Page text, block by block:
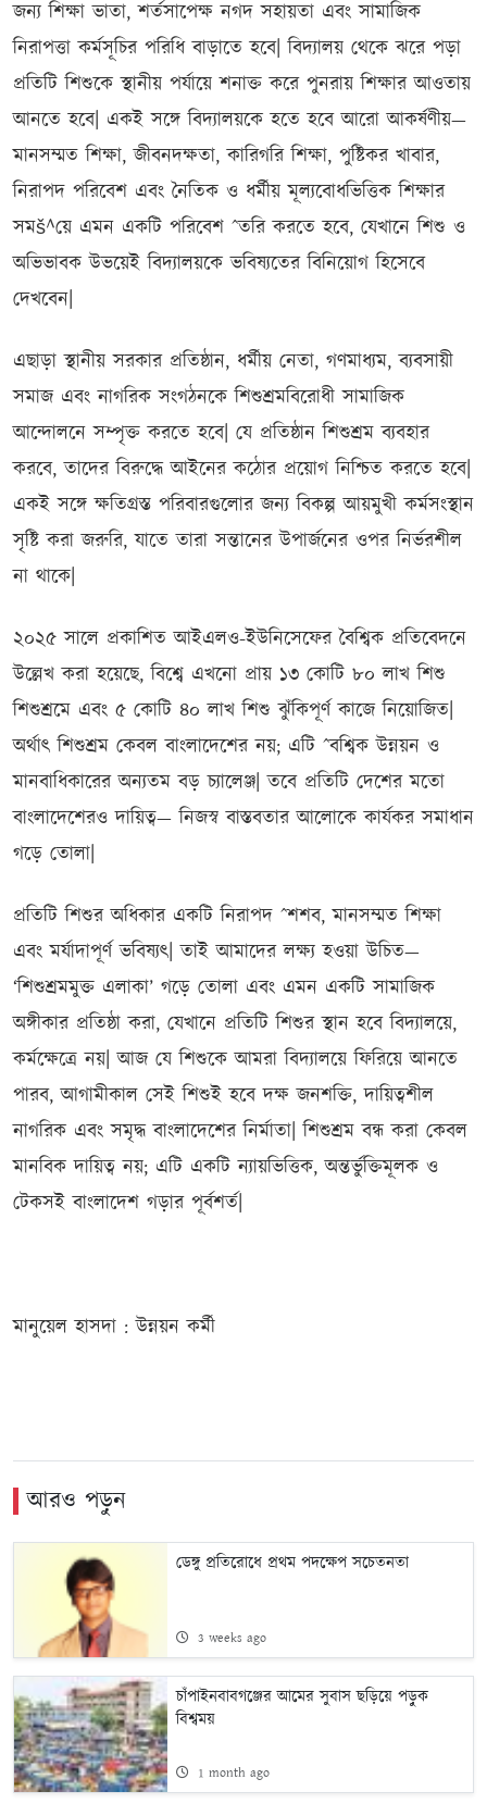
জন্য শিক্ষা ভাতা, শর্তসাপেক্ষ নগদ সহায়তা এবং সামাজিক
নিরাপত্তা কর্মসূচির পরিধি বাড়াতে হবে| বিদ্যালয় থেকে ঝরে পড়া
প্রতিটি শিশুকে স্থানীয় পর্যায়ে শনাক্ত করে পুনরায় শিক্ষার আওতায়
আনতে হবে| একই সঙ্গে বিদ্যালয়কে হতে হবে আরো আকর্ষণীয়—
মানসম্মত শিক্ষা, জীবনদক্ষতা, কারিগরি শিক্ষা, পুষ্টিকর খাবার,
নিরাপদ পরিবেশ এবং নৈতিক ও ধর্মীয় মূল্যবোধভিত্তিক শিক্ষার
সমš^য়ে এমন একটি পরিবেশ ˆতরি করতে হবে, যেখানে শিশু ও
অভিভাবক উভয়েই বিদ্যালয়কে ভবিষ্যতের বিনিয়োগ হিসেবে
দেখবেন|
এছাড়া স্থানীয় সরকার প্রতিষ্ঠান, ধর্মীয় নেতা, গণমাধ্যম, ব্যবসায়ী
সমাজ এবং নাগরিক সংগঠনকে শিশুশ্রমবিরোধী সামাজিক
আন্দোলনে সম্পৃক্ত করতে হবে| যে প্রতিষ্ঠান শিশুশ্রম ব্যবহার
করবে, তাদের বিরুদ্ধে আইনের কঠোর প্রয়োগ নিশ্চিত করতে হবে|
একই সঙ্গে ক্ষতিগ্রস্ত পরিবারগুলোর জন্য বিকল্প আয়মুখী কর্মসংস্থান
সৃষ্টি করা জরুরি, যাতে তারা সন্তানের উপার্জনের ওপর নির্ভরশীল
না থাকে|
২০২৫ সালে প্রকাশিত আইএলও-ইউনিসেফের বৈশ্বিক প্রতিবেদনে
উল্লেখ করা হয়েছে, বিশ্বে এখনো প্রায় ১৩ কোটি ৮০ লাখ শিশু
শিশুশ্রমে এবং ৫ কোটি ৪০ লাখ শিশু ঝুঁকিপূর্ণ কাজে নিয়োজিত|
অর্থাৎ শিশুশ্রম কেবল বাংলাদেশের নয়; এটি ˆবশ্বিক উন্নয়ন ও
মানবাধিকারের অন্যতম বড় চ্যালেঞ্জ| তবে প্রতিটি দেশের মতো
বাংলাদেশেরও দায়িত্ব— নিজস্ব বাস্তবতার আলোকে কার্যকর সমাধান
গড়ে তোলা|
প্রতিটি শিশুর অধিকার একটি নিরাপদ ˆশশব, মানসম্মত শিক্ষা
এবং মর্যাদাপূর্ণ ভবিষ্যৎ| তাই আমাদের লক্ষ্য হওয়া উচিত—
‘শিশুশ্রমমুক্ত এলাকা’ গড়ে তোলা এবং এমন একটি সামাজিক
অঙ্গীকার প্রতিষ্ঠা করা, যেখানে প্রতিটি শিশুর স্থান হবে বিদ্যালয়ে,
কর্মক্ষেত্রে নয়| আজ যে শিশুকে আমরা বিদ্যালয়ে ফিরিয়ে আনতে
পারব, আগামীকাল সেই শিশুই হবে দক্ষ জনশক্তি, দায়িত্বশীল
নাগরিক এবং সমৃদ্ধ বাংলাদেশের নির্মাতা| শিশুশ্রম বন্ধ করা কেবল
মানবিক দায়িত্ব নয়; এটি একটি ন্যায়ভিত্তিক, অন্তর্ভুক্তিমূলক ও
টেকসই বাংলাদেশ গড়ার পূর্বশর্ত|
মানুয়েল হাসদা : উন্নয়ন কর্মী
আরও পড়ুন
ডেঙ্গু প্রতিরোধে প্রথম পদক্ষেপ সচেতনতা
3 weeks ago
চাঁপাইনবাবগঞ্জের আমের সুবাস ছড়িয়ে পড়ুক
বিশ্বময়
1 month ago